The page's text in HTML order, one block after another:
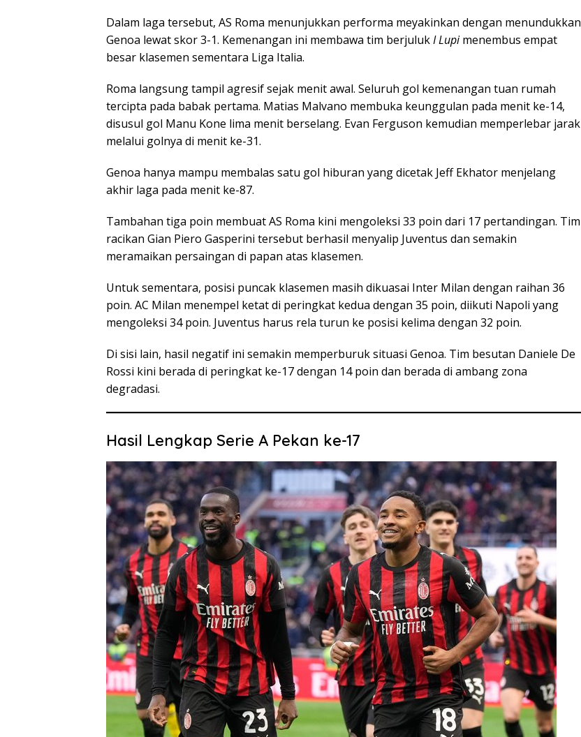
Dalam laga tersebut, AS Roma menunjukkan performa meyakinkan dengan menundukkan
Genoa lewat skor 3-1. Kemenangan ini membawa tim berjulukI Lupimenembus empat
besar klasemen sementara Liga Italia.
Roma langsung tampil agresif sejak menit awal. Seluruh gol kemenangan tuan rumah
tercipta pada babak pertama. Matias Malvano membuka keunggulan pada menit ke-14,
disusul gol Manu Kone lima menit berselang. Evan Ferguson kemudian memperlebar jarak
melalui golnya di menit ke-31.
Genoa hanya mampu membalas satu gol hiburan yang dicetak Jeff Ekhator menjelang
akhir laga pada menit ke-87.
Tambahan tiga poin membuat AS Roma kini mengoleksi 33 poin dari 17 pertandingan. Tim
racikan Gian Piero Gasperini tersebut berhasil menyalip Juventus dan semakin
meramaikan persaingan di papan atas klasemen.
Untuk sementara, posisi puncak klasemen masih dikuasai Inter Milan dengan raihan 36
poin. AC Milan menempel ketat di peringkat kedua dengan 35 poin, diikuti Napoli yang
mengoleksi 34 poin. Juventus harus rela turun ke posisi kelima dengan 32 poin.
Di sisi lain, hasil negatif ini semakin memperburuk situasi Genoa. Tim besutan Daniele De
Rossi kini berada di peringkat ke-17 dengan 14 poin dan berada di ambang zona
degradasi.
Hasil Lengkap Serie A Pekan ke-17